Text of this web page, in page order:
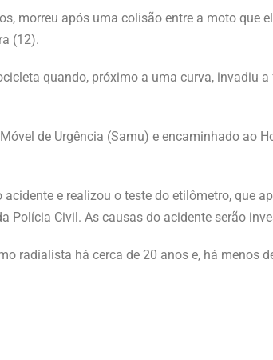
morreu após uma colisão entre a moto que
(12).
quando, próximo a uma curva, invadiu
de Urgência (Samu) e encaminhado ao
e realizou o teste do etilômetro, que
Polícia Civil. As causas do acidente serão
radialista há cerca de 20 anos e, há menos